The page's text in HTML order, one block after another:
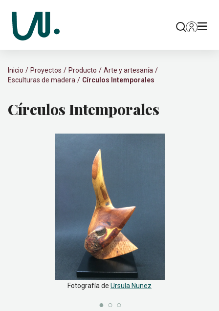
Inicio Proyectos Producto
Arte y artesanía
Esculturas de madera
Círculos Intemporales
Círculos Intemporales
Fotografía de Ursula Nunez